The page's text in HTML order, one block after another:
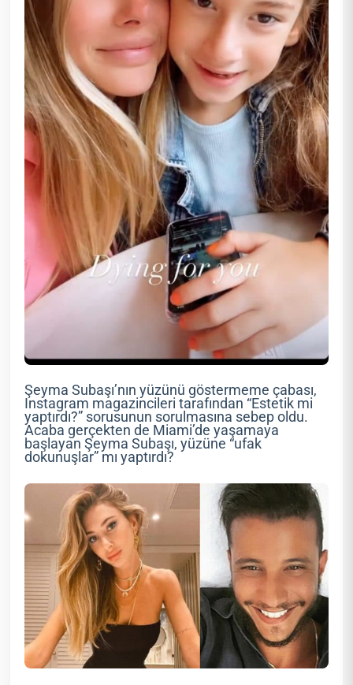
Şeyma Subaşı’nın yüzünü göstermeme çabası,
Instagram magazincileri tarafından “Estetik mi
yaptırdı?” sorusunun sorulmasına sebep oldu.
Acaba gerçekten de Miami’de yaşamaya
başlayan Şeyma Subaşı, yüzüne “ufak
dokunuşlar” mı yaptırdı?